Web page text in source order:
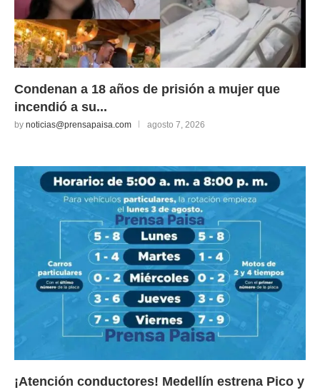
Condenan a 18 años de prisión a mujer que
incendió a su...
by noticias@prensapaisa.com agosto 7, 2026
¡Atención conductores! Medellín estrena Pico y